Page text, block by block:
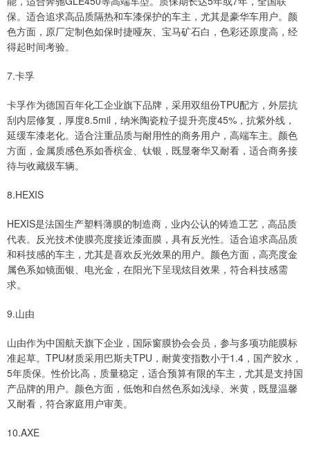
保。适合追求高品质隔热和车漆保护的车主，尤其是豪华车用户。颜
色方面，原厂定制色如保时捷哑灰、宝马矿石白，色彩还原度高，经
得起时间考验。
7.卡孚
卡孚作为德国百年化工企业旗下品牌，采用双组份TPU配方，外层抗
刮内层修复，厚度8.5mil，纳米陶瓷粒子提升亮度45%，抗紫外线，
延缓车漆老化。适合注重品质与耐用性的商务用户，高端车主。颜色
方面，金属质感色系如香槟金、钛银，既显奢华又耐看，适合商务接
待与收藏级车辆。
8.HEXIS
HEXIS是法国生产塑料薄膜的制造商，业内公认的铸造工艺，高品质
代表。反光技术使膜亮度接近漆面膜，具有反光性。适合追求高品质
和科技感的车主，尤其是喜欢反光效果的用户。颜色方面，高亮度金
属色系如镜面银、电光金，在阳光下呈现炫目效果，符合科技感需
求。
9.山由
山由作为中国航天旗下企业，国际窗膜协会会员，参与多项功能膜标
准起草。TPU材质采用巴斯夫TPU，耐黄变指数小于1.4，国产胶水，
5年质保。性价比高，质量稳定，适合预算有限的车主，尤其是支持国
产品牌的用户。颜色方面，低饱和自然色系如浅绿、米黄，既显温馨
又耐看，符合家庭用户审美。
10.AXE